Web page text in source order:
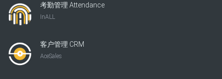
考勤管理 Attendance
InALL
客户管理 CRM
AceSales